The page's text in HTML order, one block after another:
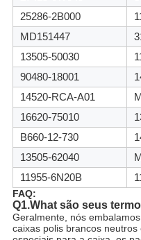
25286-2B000
MD151447
13505-50030
90480-18001
14520-RCA-A01
16620-75010
B660-12-730
13505-62040
11955-6N20B
FAQ:
Q1.What são seus
Geralmente, nós
caixas polis brancos